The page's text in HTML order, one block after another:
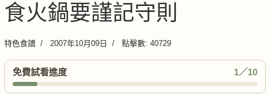
食火鍋要謹記守則
特色食譜 2007年10月09日 點擊數: 40729
免費試看進度 1／10